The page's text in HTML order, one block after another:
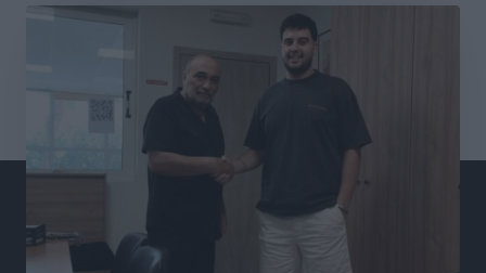
Τοπικές Ειδήσεις
Την Παρασκευή 21 Αυγούστου η τελετή εγκαινίων
του νέου Περιφερειακού Πολυδύναμου Ιατρείου
Γενναδίου παρουσία του Άδωνι Γεωργιάδη
• πριν 5 ώρες
Στη Λέρο ο πρόεδρος του ΠΑΣΟΚ Νίκος Ανδρουλάκης
Τοπικές Ειδήσεις•